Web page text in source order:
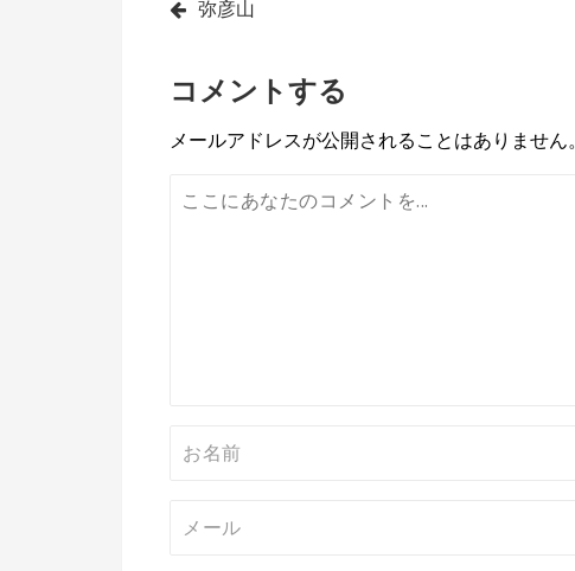
投
ナ
ビ
ゲ
弥彦山
コメントする
メールアドレスが公開されることはありません。